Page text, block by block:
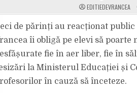
EDITIEDEVRANCEA
de părinți au reacționat
îi obligă pe elevi să
fie în aer liber, fie în
la Ministerul Educației și
în cauză să înceteze.